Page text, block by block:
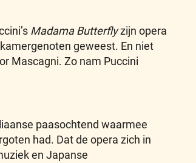
Madama Butterflyzijn opera
geweest. En niet
Mascagni. Zo nam Puccini
paasochtend waarmee
had. Dat de opera zich in
en Japanse